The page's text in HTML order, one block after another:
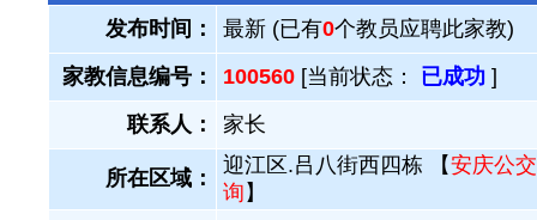
发布时间： 最新 (已有0个教员应聘此家教)
家教信息编号：
100560 [当前状态： 已成功 ]
联系人：
家长
所在区域：
迎江区.吕八街西四栋 【安庆公
询 】